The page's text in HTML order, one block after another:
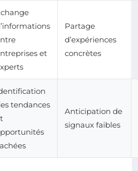
et
Partage
d’expériences
concrètes
tendances
Anticipation de
signaux faibles